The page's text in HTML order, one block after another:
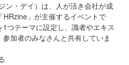
ン・デイ）は、人が活き会社が成
」が主催するイベントで
つテーマに設定し、識者やエキス
加者のみなさんと共有していま